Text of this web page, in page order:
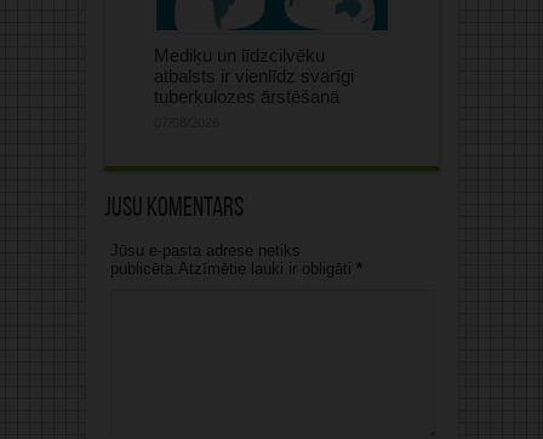
Mediķu un līdzcilvēku
atbalsts ir vienlīdz svarīgi
tuberkulozes ārstēšanā
Jūsu komentārs
Jūsu e-pasta adrese netiks
publicēta.Atzīmētie lauki ir obligāti *